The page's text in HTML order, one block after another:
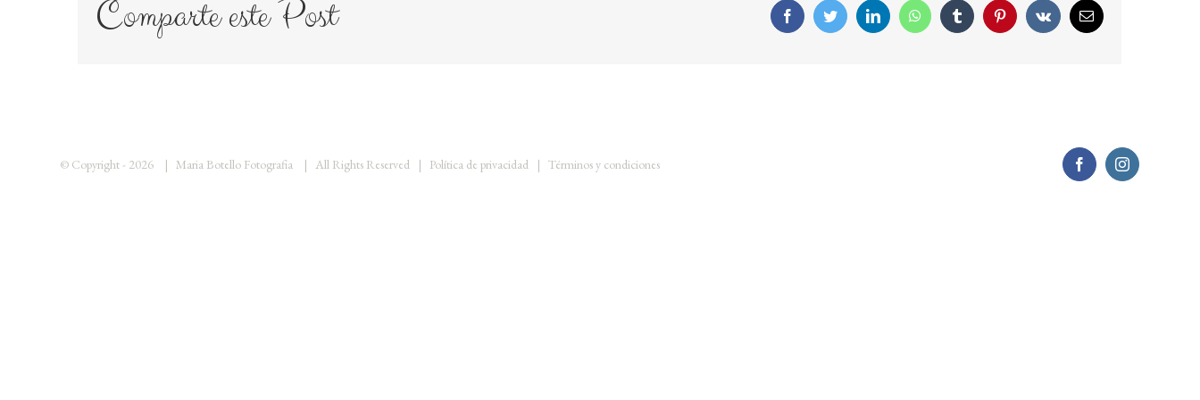
Comparte este Post FacebookTwitterLinkedInWhatsAppTumblr PinterestVk
Correo
electrónico
© Copyright - 2026 | Maria Botello Fotografia | All Rights Reserved | Política de privacidad |Términos y condiciones FacebookInstagram